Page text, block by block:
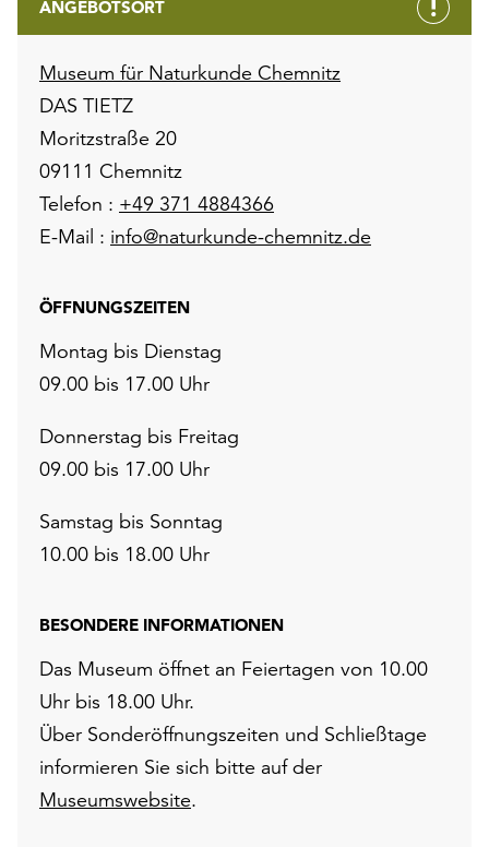
ANGEBOTSORT
Museum für Naturkunde Chemnitz
DAS TIETZ
Moritzstraße 20
09111 Chemnitz
Telefon : +49 371 4884366
E-Mail : info@naturkunde-chemnitz.de
ÖFFNUNGSZEITEN
Montag bis Dienstag
09.00 bis 17.00 Uhr
Donnerstag bis Freitag
09.00 bis 17.00 Uhr
Samstag bis Sonntag
10.00 bis 18.00 Uhr
BESONDERE INFORMATIONEN
Das Museum öffnet an Feiertagen von 10.00
Uhr bis 18.00 Uhr.
Über Sonderöffnungszeiten und Schließtage
informieren Sie sich bitte auf der
Museumswebsite.